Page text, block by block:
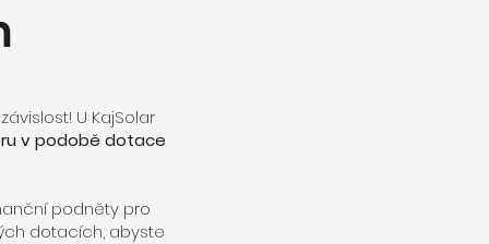
U KajSolar
v podobě dotace
podněty pro
dotacích, abyste